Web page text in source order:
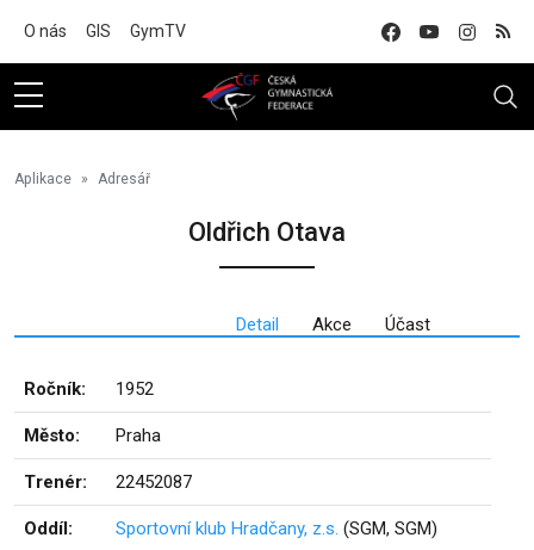
O nás GIS GymTV
Aplikace Adresář
Oldřich Otava
Detail Akce Účast
Ročník: 1952
Město: Praha
Trenér: 22452087
Oddíl: Sportovní klub Hradčany, z.s. (SGM, SGM)